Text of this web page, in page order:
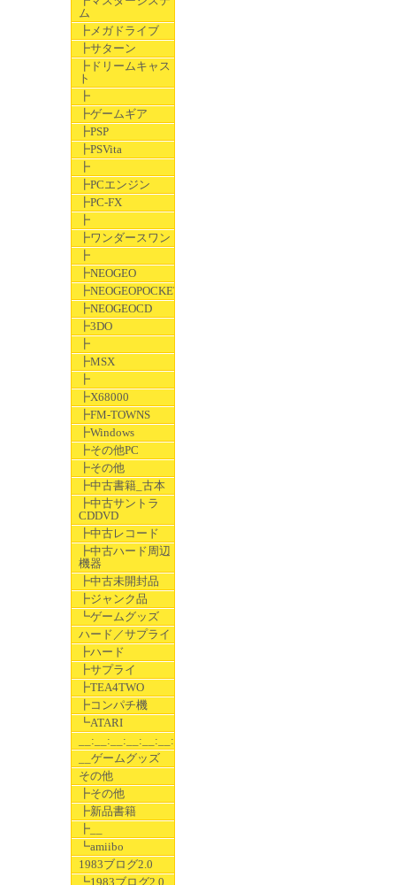
ム
┣メガドライブ
┣サターン
┣ドリームキャス
ト
┣
┣ゲームギア
┣PSP
┣PSVita
┣
┣PCエンジン
┣PC-FX
┣
┣ワンダースワン
┣
┣NEOGEO
┣NEOGEOPOCKET
┣NEOGEOCD
┣3DO
┣
┣MSX
┣
┣X68000
┣FM-TOWNS
┣Windows
┣その他PC
┣その他
┣中古書籍_古本
┣中古サントラ
CDDVD
┣中古レコード
┣中古ハード周辺
機器
┣中古未開封品
┣ジャンク品
┗ゲームグッズ
ハード／サプライ
┣ハード
┣サプライ
┣TEA4TWO
┣コンパチ機
┗ATARI
__:__:__:__:__:__:__
__ゲームグッズ
その他
┣その他
┣新品書籍
┣__
┗amiibo
1983ブログ2.0
┗1983ブログ2.0